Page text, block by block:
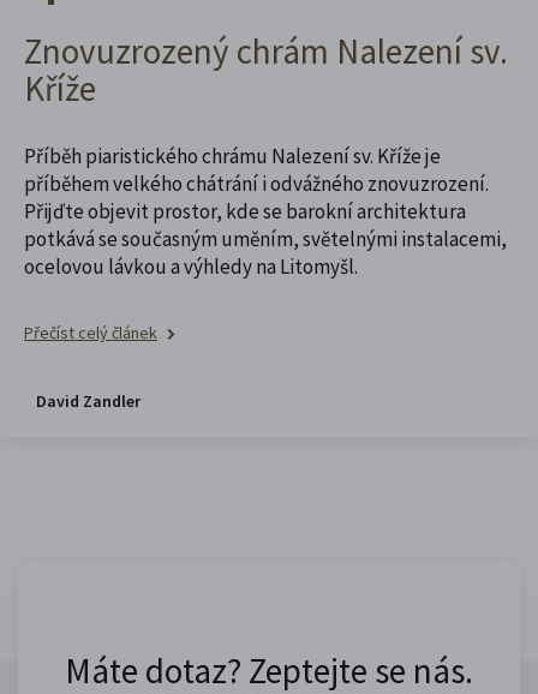
Znovuzrozený chrám Nalezení sv.
Kříže
Příběh piaristického chrámu Nalezení sv. Kříže je
příběhem velkého chátrání i odvážného znovuzrození.
Přijďte objevit prostor, kde se barokní architektura
potkává se současným uměním, světelnými instalacemi,
ocelovou lávkou a výhledy na Litomyšl.
Přečíst celý článek
David Zandler
Máte dotaz? Zeptejte se nás.